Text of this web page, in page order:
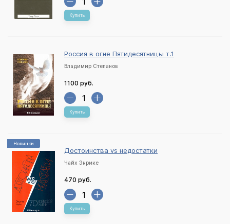
Купить
Россия в огне Пятидесятницы т.1
Владимир Степанов
1100 руб.
Купить
Новинки
Достоинства vs недостатки
Чайх Энрике
470 руб.
Купить